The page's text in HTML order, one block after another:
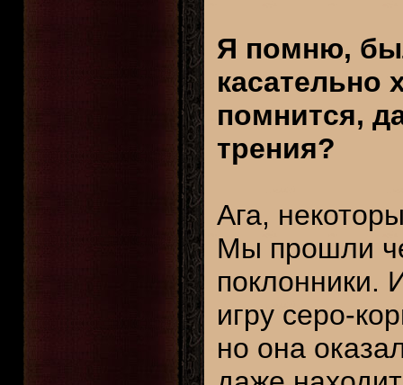
Я помню,
касательно
помнится,
трения?
Ага,
Мы прошли
поклонники.
игру серо-
но она